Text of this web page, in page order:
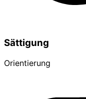
Sättigung
Orientierung